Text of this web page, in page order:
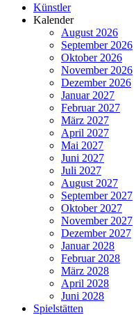
Künstler
Kalender
August 2026
September 2026
Oktober 2026
November 2026
Dezember 2026
Januar 2027
Februar 2027
März 2027
April 2027
Mai 2027
Juni 2027
Juli 2027
August 2027
September 2027
Oktober 2027
November 2027
Dezember 2027
Januar 2028
Februar 2028
März 2028
April 2028
Juni 2028
Spielstätten